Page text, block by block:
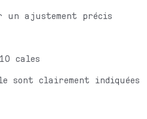
un ajustement précis
cales
clairement indiquées